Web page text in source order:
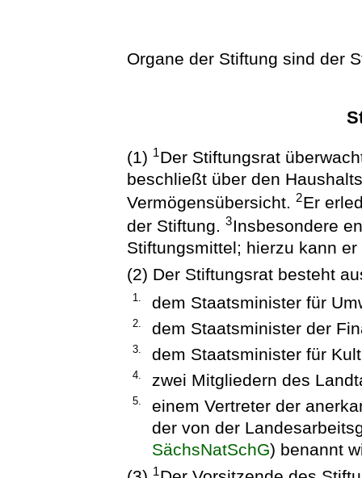
Organe der Stiftung sind der
(1) 1Der Stiftungsrat
beschließt über den
Vermögensübersicht.2Er
der Stiftung.3Insbesondere
Stiftungsmittel; hierzu kann
(2) Der Stiftungsrat besteht
1. dem Staatsminister für
2. dem Staatsminister der
3. dem Staatsminister für
4. zwei Mitgliedern des
5.
einem Vertreter der
der von der
SächsNatSchG) benannt
1